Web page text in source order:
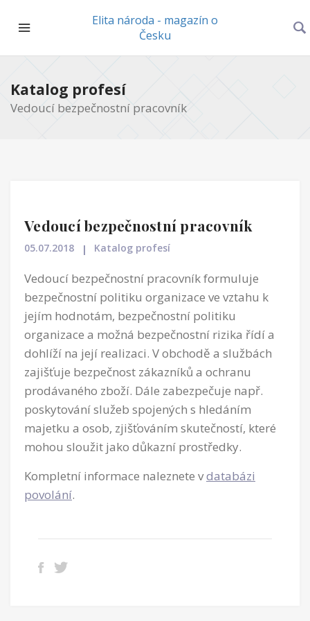
Elita národa - magazín o
Česku
Katalog profesí
Vedoucí bezpečnostní pracovník
Vedoucí bezpečnostní pracovník
05.07.2018 Katalog profesí
Vedoucí bezpečnostní pracovník formuluje
bezpečnostní politiku organizace ve vztahu k
jejím hodnotám, bezpečnostní politiku
organizace a možná bezpečnostní rizika řídí a
dohlíží na její realizaci. V obchodě a službách
zajišťuje bezpečnost zákazníků a ochranu
prodávaného zboží. Dále zabezpečuje např.
poskytování služeb spojených s hledáním
majetku a osob, zjišťováním skutečností, které
mohou sloužit jako důkazní prostředky.
Kompletní informace naleznete vdatabázi
povolání.